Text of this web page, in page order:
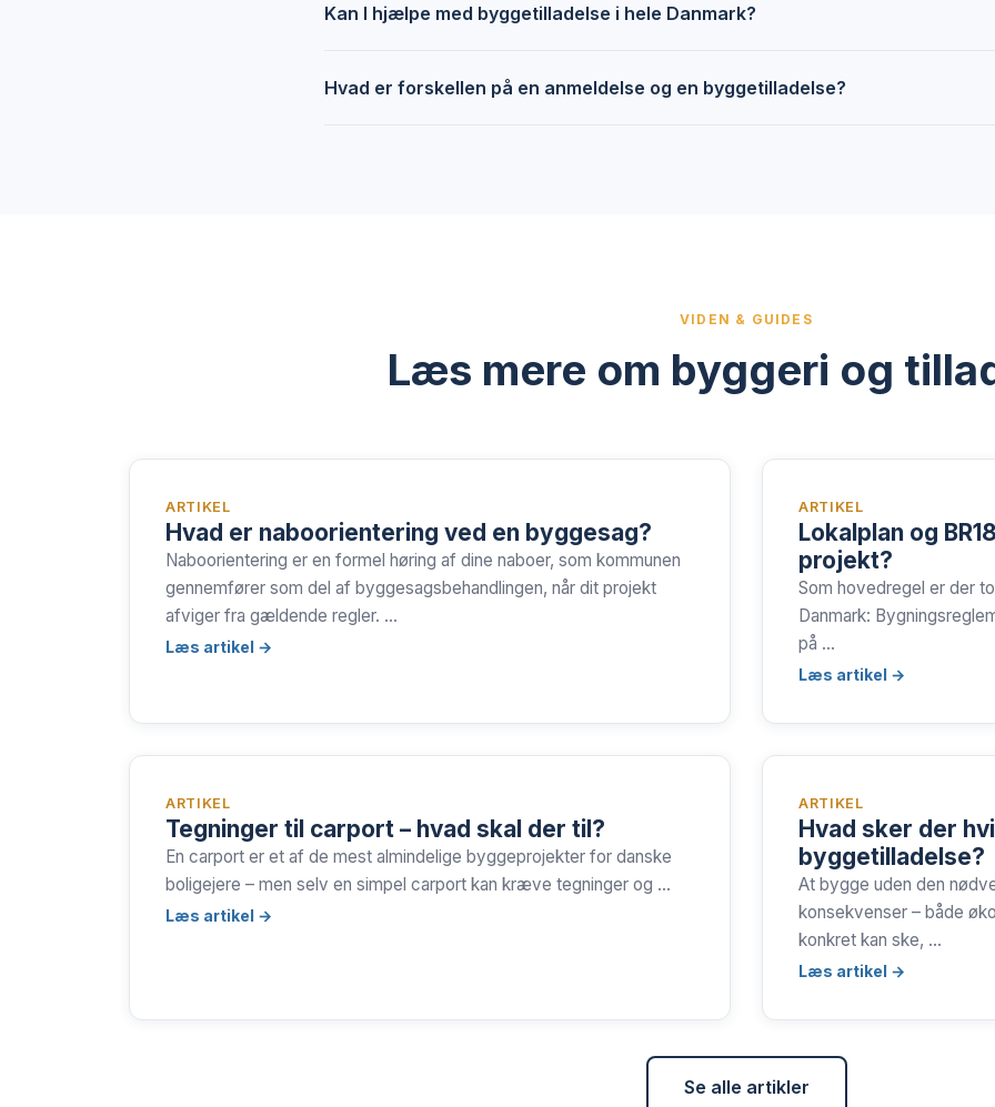
Kan I hjælpe med byggetilladelse i hele Danmark?
Hvad er forskellen på en anmeldelse og en byggetilladelse?
VIDEN & GUIDES
Læs mere om byggeri og
ARTIKEL
Hvad er naboorientering ved en byggesag?
Naboorientering er en formel høring af dine naboer, som kommunen
gennemfører som del af byggesagsbehandlingen, når dit projekt
afviger fra gældende regler. …
Læs artikel →
ARTIKEL
Lokalplan og
projekt?
Som hovedregel er der
Danmark:
på …
Læs artikel →
ARTIKEL
Tegninger til carport – hvad skal der til?
En carport er et af de mest almindelige byggeprojekter for danske
boligejere – men selv en simpel carport kan kræve tegninger og …
Læs artikel →
ARTIKEL
Hvad sker der
byggetilladelse?
At bygge uden den
konsekvenser – både
konkret kan ske, …
Læs artikel →
Se alle artikler